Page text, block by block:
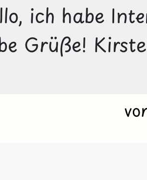
ich habe
Grüße!